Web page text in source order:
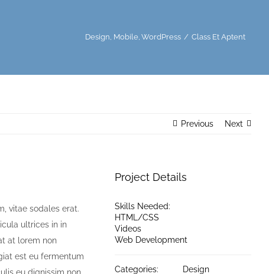
Design Mobile WordPress Class Et Aptent
Previous Next
vitae sodales erat.
ultrices in in
at lorem non
est eu fermentum
Project Details
Skills Needed:
HTML/CSS
Videos
Web Development
Categories:
Design